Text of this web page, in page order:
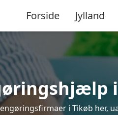
Forside Jylland
i Tikøb her,